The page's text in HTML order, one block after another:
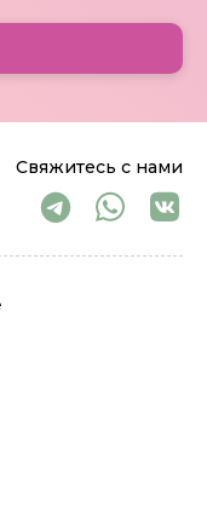
Свяжитесь с нами